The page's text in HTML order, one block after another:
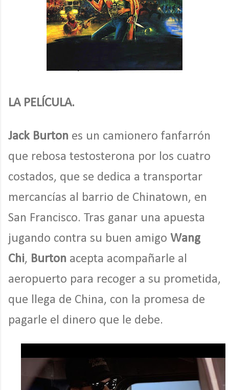
LA PELÍCULA.
Jack Burton es un camionero fanfarrón
que rebosa testosterona por los cuatro
costados, que se dedica a transportar
mercancías al barrio de Chinatown, en
San Francisco. Tras ganar una apuesta
jugando contra su buen amigo Wang
Chi, Burton acepta acompañarle al
aeropuerto para recoger a su prometida,
que llega de China, con la promesa de
pagarle el dinero que le debe.